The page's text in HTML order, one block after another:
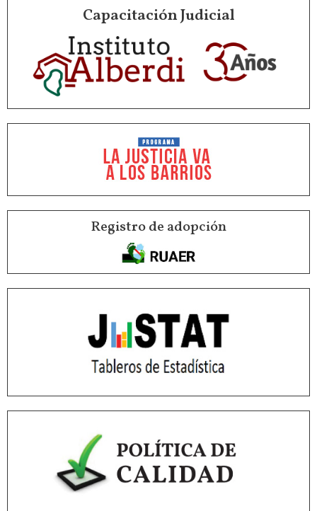
Capacitación Judicial
Registro de adopción